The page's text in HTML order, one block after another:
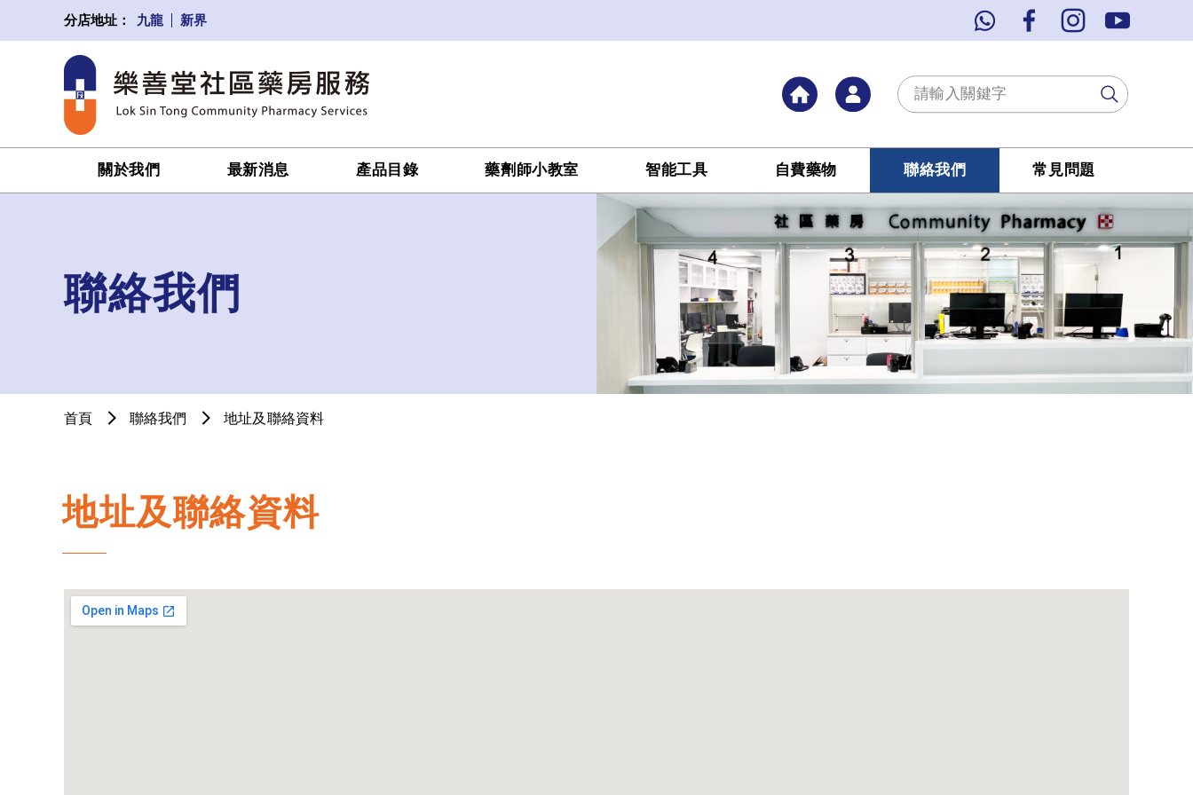
分店地址： 九龍 新界
關於我們 最新消息 產品目錄 藥劑師小教室 智能工具 自費藥物 聯絡我們 常見問題
聯絡我們
首頁 聯絡我們 地址及聯絡資料
地址及聯絡資料